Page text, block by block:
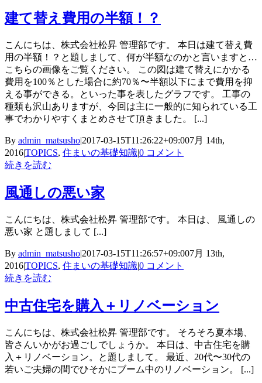
建て替え費用の半額！？
こんにちは、株式会社松昇 管理部です。 本日は建て替え費
用の半額！？と題しまして、何が半額なのかと言いますと…
こちらの画像をご覧ください。 この図は建て替えにかかる
費用を100％とした場合に約70％〜半額以下にまで費用を抑
える事ができる。といった事を表したグラフです。 工事の
種類も沢山ありますが、今回は主に一般的に知られている工
事でわかりやすくまとめさせて頂きました。 [...]
By admin_matsusho|2017-03-15T11:26:22+09:007月 14th,
2016|TOPICS, 住まいの基礎知識|0 コメント
続きを読む
風通しの悪い家
こんにちは、株式会社松昇 管理部です。 本日は、 風通しの
悪い家 と題しまして [...]
By admin_matsusho|2017-03-15T11:26:57+09:007月 13th,
2016|TOPICS, 住まいの基礎知識|0 コメント
続きを読む
中古住宅を購入＋リノベーション
こんにちは、株式会社松昇 管理部です。 そろそろ夏本場、
皆さんいかがお過ごしでしょうか。 本日は、中古住宅を購
入＋リノベーション。と題しまして。 最近、20代〜30代の
若いご夫婦の間でひそかにブーム中のリノベーション。 [...]